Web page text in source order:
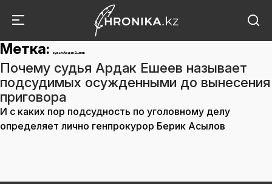
Метка: судья Ардак Ешеев
Почему судья Ардак Ешеев называет
подсудимых осужденными до вынесения
приговора
И с каких пор подсудность по уголовному делу
определяет лично генпрокурор Берик Асылов